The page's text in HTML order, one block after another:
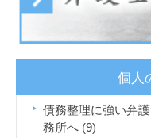
個人
債務整理に強い弁
務所へ (9)